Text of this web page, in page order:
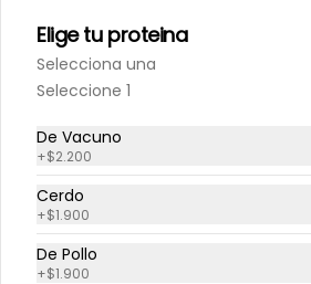
Gautama
Ron Havana dorado, maracuya,
leche de coco.
Elige tu proteina
Selecciona una
Seleccione 1
De Vacuno
+$2.200
Cerdo
+$1.900
De Pollo
+$1.900